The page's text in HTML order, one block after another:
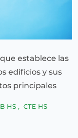
establece las
edificios y sus
principales
HS , CTE HS